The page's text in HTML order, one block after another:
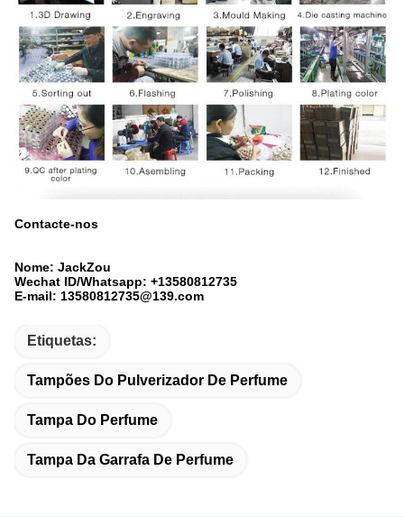
Contacte-nos
Nome: JackZou
Wechat ID/Whatsapp: +13580812735
E-mail: 13580812735@139.com
Etiquetas:
Tampões Do Pulverizador De Perfume
Tampa Do Perfume
Tampa Da Garrafa De Perfume